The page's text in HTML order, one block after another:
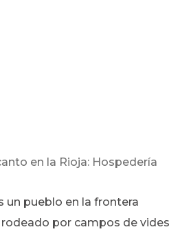
en la Rioja: Hospedería
un pueblo en la frontera
rodeado por campos de vides